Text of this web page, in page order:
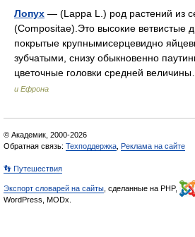
Лопух — (Lappa L.) род растений из
(Compositae).Это высокие ветвистые
покрытые крупнымисерцевидно
зубчатыми, снизу обыкновенно
цветочные головки средней
и Ефрона
© Академик, 2000-2026
Обратная связь: Техподдержка Реклама на сайте
👣 Путешествия
Экспорт словарей на сайты , сделанные на PHP,
WordPress, MODx.